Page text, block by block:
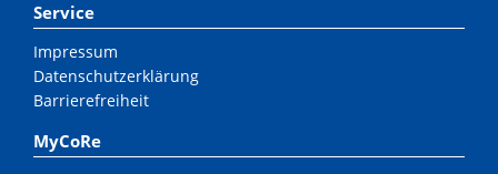
Service
Impressum
Datenschutzerklärung
Barrierefreiheit
MyCoRe